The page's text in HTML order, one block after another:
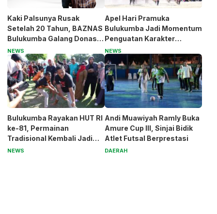
Kaki Palsunya Rusak
Setelah 20 Tahun, BAZNAS
Bulukumba Galang Donasi
untuk Pak Pardi
NEWS
Apel Hari Pramuka
Bulukumba Jadi Momentum
Penguatan Karakter
Generasi Muda
NEWS
Bulukumba Rayakan HUT RI
ke-81, Permainan
Tradisional Kembali Jadi
Magnet
NEWS
Andi Muawiyah Ramly Buka
Amure Cup III, Sinjai Bidik
Atlet Futsal Berprestasi
DAERAH